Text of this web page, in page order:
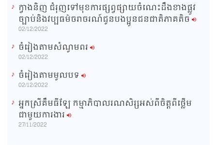
ក្វាងនិញ ជំរុញទៅមុខការផ្សព្វផ្សាយចំណេះដឹងខាងផ្លូវ
ច្បាប់និងវប្បធម៌ចរាចរណ៍ជូនបងប្អូនជនជាតិភាគតិច
02/12/2022
ចំរៀងតាមសំណូមពរ
02/12/2022
ចំរៀងតាមមូលបទ
02/12/2022
អ្នកស្រីគឹមធីឡែ កម្មាភិបាលរណសិរ្សអស់ពីចិត្តពីថ្លើម
ជាមួយការងារ
27/11/2022